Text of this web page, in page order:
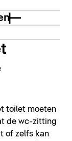
toilet moeten
de wc-zitting
of zelfs kan